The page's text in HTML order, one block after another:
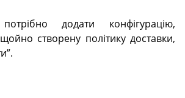
додати конфігурацію,
створену політику доставки,